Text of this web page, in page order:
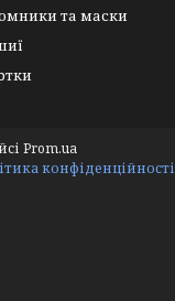
та маски
Prom.ua
конфіденційності